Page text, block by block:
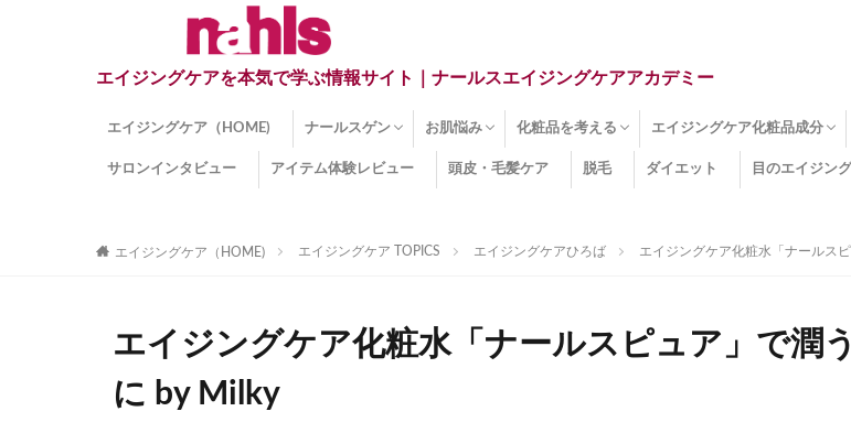
エイジングケアを本気で学ぶ情報サイト｜ナールスエイジングケアアカデミー
エイジングケア（HOME) ナールスゲン
ナールスゲンとは？
ナールスゲン関連成分
お肌悩み
インナードライ肌
くすみ
目の下のクマ
しみ
しわ
顔・頭皮のたるみ
ほうれい線
毛穴
手荒れ
乾燥肌
敏感肌
紫外線ダメージ
薄毛
その他のお肌悩み
化粧品を考える
エイジングケア化粧品
化粧水
美容液
保湿クリーム
酵素洗顔
ハンドクリーム
フェイスマスク
ほうれい線化粧品
コラーゲン化粧品
メイク化粧品
洗顔・クレンジング
オールインワン化粧品
その他の化粧品
エイジングケア化粧品成分
エイジングケア化粧品(成分)
セラミド
ネオダーミル
プロテオグリカン
ビタミンC誘導体
コラーゲン
その他の化粧品成分
サロンインタビュー アイテム体験レビュー 頭皮・毛髪ケア 脱毛 ダイエット 目のエイジン
エイジングケア（HOME) エイジングケア TOPICS エイジングケアひろば エイジングケア化粧水「ナールス
エイジングケア化粧水「ナールスピュア」で潤
に by Milky